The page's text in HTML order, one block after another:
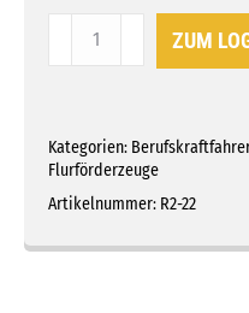
Broschüre
ZUM
Kategorien: Berufskraftfahrer
Flurförderzeuge
Artikelnummer: R2-22